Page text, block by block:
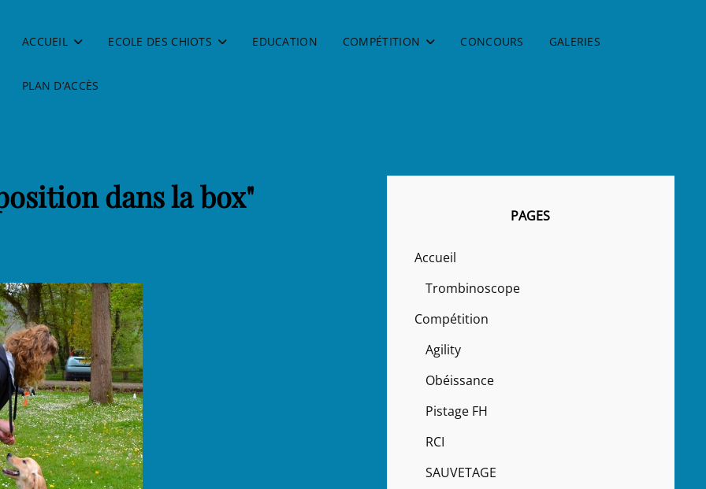
ACCUEIL ECOLE DES CHIOTS EDUCATION COMPÉTITION CONCOURS GALERIES
PLAN D’ACCÈS
dans la box"
PAGES
Accueil
Trombinoscope
Compétition
Agility
Obéissance
Pistage FH
RCI
SAUVETAGE